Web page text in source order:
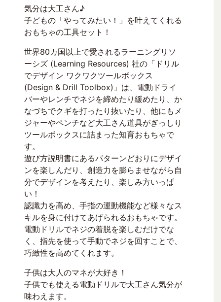
気分は大工さん♪
子どもの「やってみたい！」を叶えてくれる
おもちゃの工具セット！
世界80カ国以上で愛されるラーニングリソ
ーシズ (Learning Resources) 社の「ドリル
でデザイン ワクワクツールボックス
(Design & Drill Toolbox)」は、電動ドライ
バーやレンチでネジを締めたり緩めたり、か
なづちでクギを打ったり抜いたり、他にもメ
ジャーやペンチなど大工さん道具がぎっしり
ツールボックスに詰まった知育おもちゃで
す。
遊び方説明書にあるパターンどおりにデザイ
ンを楽しんだり、創造力を膨らませながら自
分でデザインを考えたり、楽しみ方いっぱ
い！
認識力を高め、手指の運動機能など様々なス
キルを身に付けてあげられるおもちゃです。
電動ドリルでネジの着脱を楽しむだけでな
く、指先を使って手動でネジを回すことで、
巧緻性を高めてくれます。
子供は大人のマネが大好き！
子供でも使える電動ドリルで大工さん気分が
味わえます。